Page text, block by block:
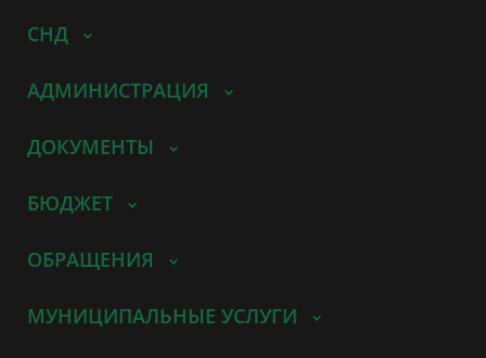
СНД
АДМИНИСТРАЦИЯ
ДОКУМЕНТЫ
БЮДЖЕТ
ОБРАЩЕНИЯ
МУНИЦИПАЛЬНЫЕ УСЛУГИ